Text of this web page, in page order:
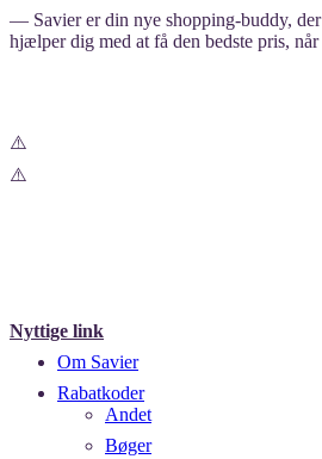
— Savier er din nye shopping-buddy,
hjælper dig med at få den bedste pris,
Nyttige link
Om Savier
Rabatkoder
Andet
Bøger